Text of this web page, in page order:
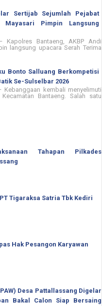
Sertijab Sejumlah Pejabat
Mayasari Pimpin Langsung
Kapolres Bantaeng, AKBP Andi
langsung upacara Serah Terima
Bonto Salluang Berkompetisi
Se-Sulselbar 2026
Kebanggaan kembali menyelimuti
Bantaeng. Salah satu
Tahapan Pilkades
Tigaraksa Satria Tbk Kediri
Hak Pesangon Karyawan
Desa Pattallassang Digelar
Bakal Calon Siap Bersaing